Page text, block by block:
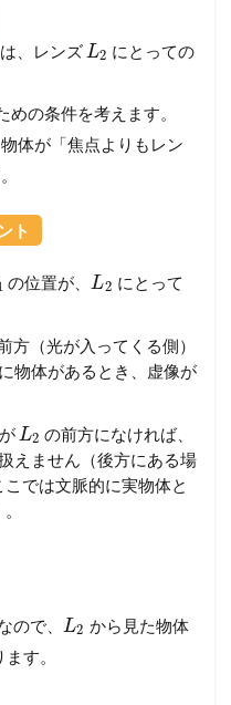
は、レンズL2 にとっての
の条件を考えます。
体が「焦点よりもレン
ト
の位置が、 L2 にとって
方（光が入ってくる側）
物体があるとき、虚像が
がL2 の前方になければ、
えません（後方にある場
では文脈的に実物体と
ので、 L2 から見た物体
す。